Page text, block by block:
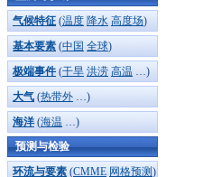
气候特征 (温度 降水 高度场)
基本要素 (中国 全球)
极端事件(干旱 洪涝 高温 …)
大气 (热带外 …)
海洋(海温 …)
预测与检验
环流与要素 (CMME 网格预测)